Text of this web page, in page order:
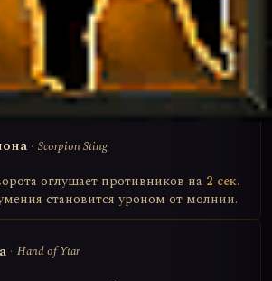
Spinning Flame Kick
посылает во врагов пылающий
всем попавшим в него
от огня в размере
урона от
Scorpion Sting
оглушает противников на 2 сек.
становится уроном от молнии.
Hand of Ytar